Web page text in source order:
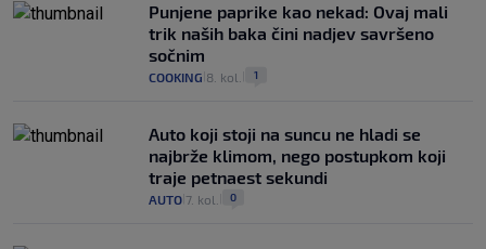
Punjene paprike kao nekad: Ovaj mali
trik naših baka čini nadjev savršeno
sočnim
COOKING 8. kol. 1
Auto koji stoji na suncu ne hladi se
najbrže klimom, nego postupkom koji
traje petnaest sekundi
AUTO 7. kol. 0